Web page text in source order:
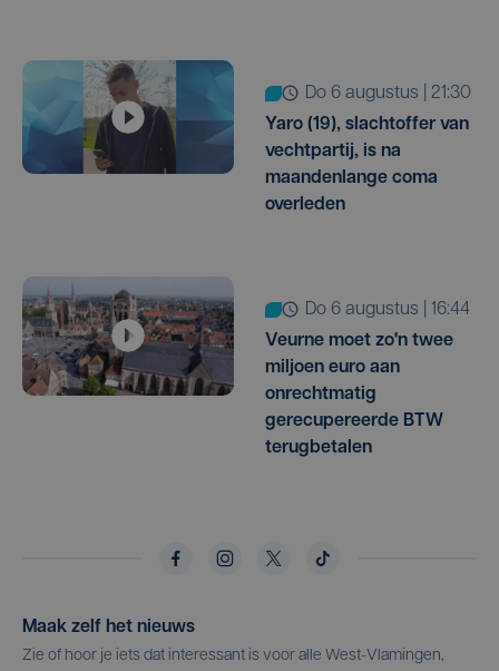
do 6 augustus | 21:30
Yaro (19), slachtoffer van
vechtpartij, is na
maandenlange coma
overleden
do 6 augustus | 16:44
Veurne moet zo'n twee
miljoen euro aan
onrechtmatig
gerecupereerde BTW
terugbetalen
Maak zelf het nieuws
Zie of hoor je iets dat interessant is voor alle West-Vlamingen,